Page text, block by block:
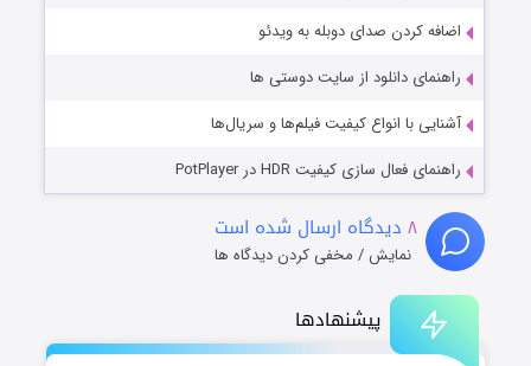
پیشنهادها
اضافه کردن صدای دوبله به ویدئو
راهنمای دانلود از سایت دوستی ها
آشنایی با انواع کیفیت فیلم‌ها و سریال‌ها
راهنمای فعال سازی کیفیت HDR در PotPlayer
۸ دیدگاه ارسال شده است
نمایش / مخفی کردن دیدگاه ها